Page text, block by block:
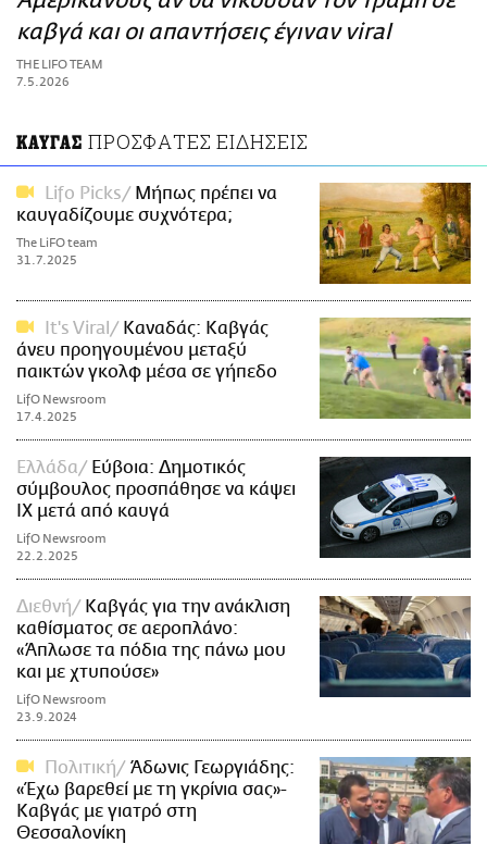
ΑΜΠΑ
PRINT
καβγά και οι απαντήσεις έγιναν viral
THE LIFO TEAM
7.5.2026
ΚΑΥΓΑΣ ΠΡΟΣΦΑΤΕΣ ΕΙΔΗΣΕΙΣ
Lifo Picks
Μήπως πρέπει να
καυγαδίζουμε συχνότερα;
The LiFO team
31.7.2025
It's Viral
Καναδάς: Καβγάς
άνευ προηγουμένου μεταξύ
παικτών γκολφ μέσα σε γήπεδο
LifO Newsroom
17.4.2025
Ελλάδα
Εύβοια: Δημοτικός
σύμβουλος προσπάθησε να κάψει
ΙΧ μετά από καυγά
LifO Newsroom
22.2.2025
Διεθνή
Καβγάς για την ανάκλιση
καθίσματος σε αεροπλάνο:
«Άπλωσε τα πόδια της πάνω μου
και με χτυπούσε»
LifO Newsroom
23.9.2024
Πολιτική
Άδωνις Γεωργιάδης:
«Έχω βαρεθεί με τη γκρίνια σας»-
Καβγάς με γιατρό στη
Θεσσαλονίκη